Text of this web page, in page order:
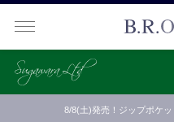
【B.R.ONLINE】一部店舗の